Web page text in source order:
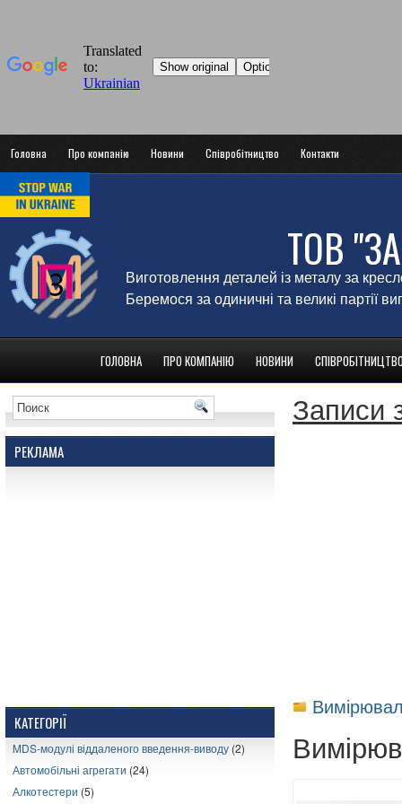
Головна Про компанію Новини Співробітництво Контакти
ТОВ
Виготовлення деталей із металу за
Беремося за одиничні та великі партії
ГОЛОВНА ПРО КОМПАНІЮ НОВИНИ
РЕКЛАМА
КАТЕГОРІЇ
MDS-модулі віддаленого введення-виводу (2)
Автомобільні агрегати (24)
Алкотестери (5)
Записи